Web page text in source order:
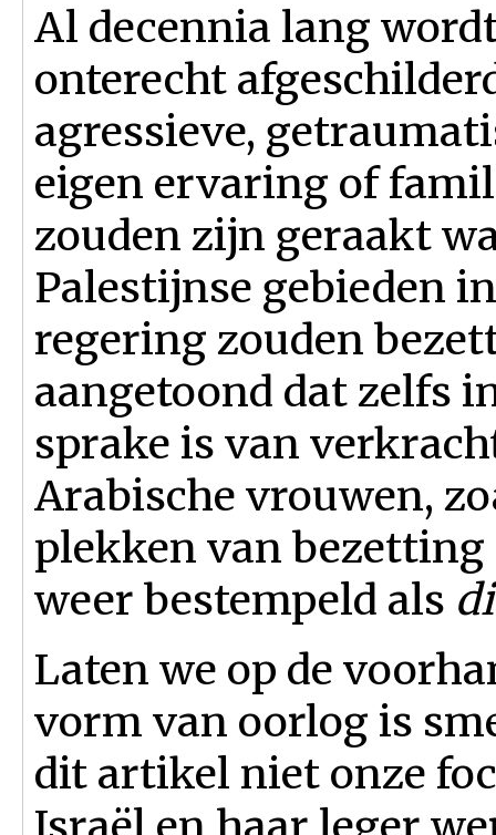
Al decennia lang
onterecht
agressieve,
eigen ervaring of
zouden zijn geraakt
Palestijnse gebieden
regering zouden
aangetoond dat zelfs
sprake is van
Arabische vrouwen,
plekken van
weer bestempeld als
Laten we op de
vorm van oorlog is
dit artikel niet onze